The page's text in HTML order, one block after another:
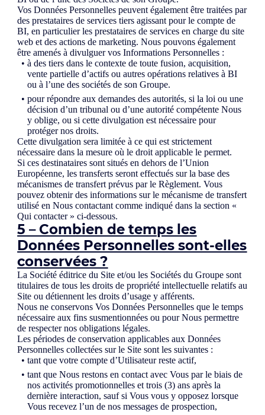
Vos Données Personnelles peuvent également être traitées par
des prestataires de services tiers agissant pour le compte de
BI, en particulier les prestataires de services en charge du site
web et des actions de marketing. Nous pouvons également
être amenés à divulguer vos Informations Personnelles :
à des tiers dans le contexte de toute fusion, acquisition,
vente partielle d’actifs ou autres opérations relatives à BI
ou à l’une des sociétés de son Groupe.
pour répondre aux demandes des autorités, si la loi ou une
décision d’un tribunal ou d’une autorité compétente Nous
y oblige, ou si cette divulgation est nécessaire pour
protéger nos droits.
Cette divulgation sera limitée à ce qui est strictement
nécessaire dans la mesure où le droit applicable le permet.
Si ces destinataires sont situés en dehors de l’Union
Européenne, les transferts seront effectués sur la base des
mécanismes de transfert prévus par le Règlement. Vous
pouvez obtenir des informations sur le mécanisme de transfert
utilisé en Nous contactant comme indiqué dans la section «
Qui contacter » ci-dessous.
5 – Combien de temps les
Données Personnelles sont-elles
conservées ?
La Société éditrice du Site et/ou les Sociétés du Groupe sont
titulaires de tous les droits de propriété intellectuelle relatifs au
Site ou détiennent les droits d’usage y afférents.
Nous ne conservons Vos Données Personnelles que le temps
nécessaire aux fins susmentionnées ou pour Nous permettre
de respecter nos obligations légales.
Les périodes de conservation applicables aux Données
Personnelles collectées sur le Site sont les suivantes :
tant que votre compte d’Utilisateur reste actif,
tant que Nous restons en contact avec Vous par le biais de
nos activités promotionnelles et trois (3) ans après la
dernière interaction, sauf si Vous vous y opposez lorsque
Vous recevez l’un de nos messages de prospection,